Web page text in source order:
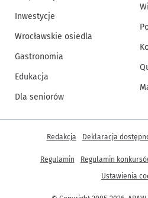
Inwestycje
Wrocławskie osiedla
Gastronomia
Edukacja
Dla seniorów
Inne informacje
Redakcja Deklaracja
Regulamin Regulamin
Ustawienia